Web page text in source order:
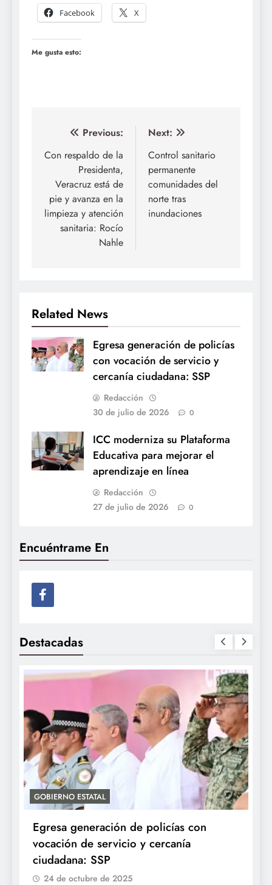
Encuéntrame En
Destacadas
GOBIERNO ESTATAL
Egresa generación de policías con
vocación de servicio y cercanía
ciudadana: SSP
24 de octubre de 2025
Facebook X
Me gusta esto:
Navegación
de
entradas
Previous:
Con respaldo de la
Presidenta,
Veracruz está de
pie y avanza en la
limpieza y atención
sanitaria: Rocío
Nahle
Next:
Control sanitario
permanente
comunidades del
norte tras
inundaciones
Related News
Egresa generación de policías
con vocación de servicio y
cercanía ciudadana: SSP
Redacción
30 de julio de 2026
0
ICC moderniza su Plataforma
Educativa para mejorar el
aprendizaje en línea
Redacción
27 de julio de 2026
0